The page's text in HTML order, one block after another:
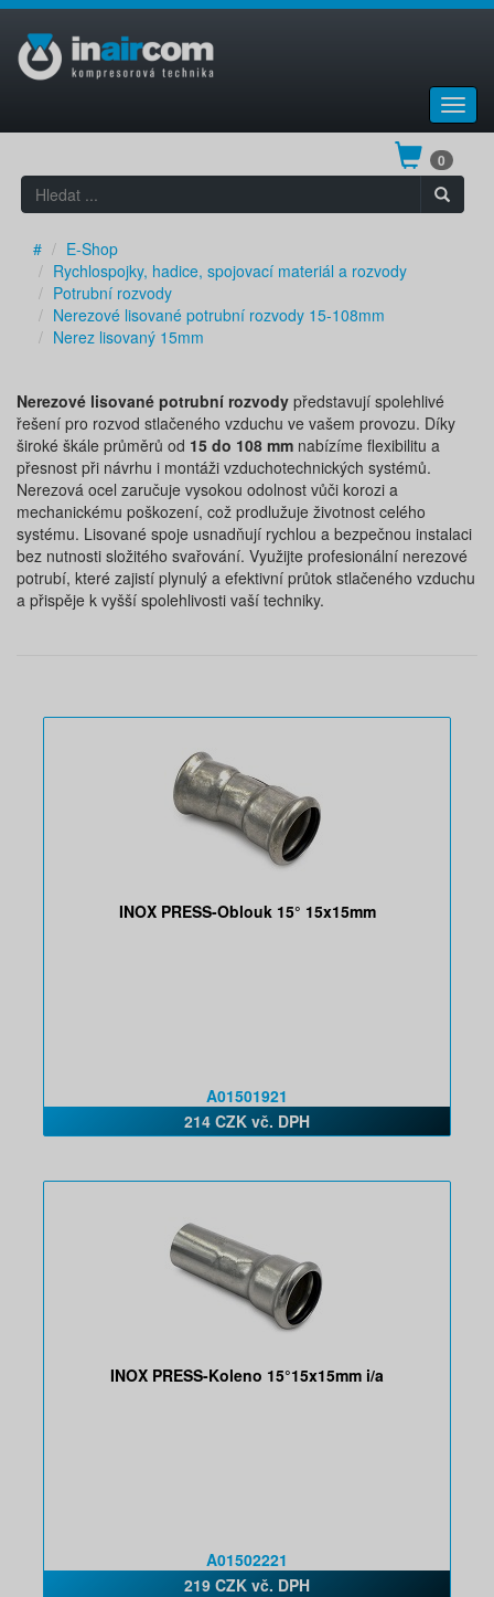
0
#
E-Shop
Rychlospojky, hadice, spojovací materiál a rozvody
Potrubní rozvody
Nerezové lisované potrubní rozvody 15-108mm
Nerez lisovaný 15mm
Nerezové lisované potrubní rozvody představují spolehlivé
řešení pro rozvod stlačeného vzduchu ve vašem provozu. Díky
široké škále průměrů od 15 do 108 mm nabízíme flexibilitu a
přesnost při návrhu i montáži vzduchotechnických systémů.
Nerezová ocel zaručuje vysokou odolnost vůči korozi a
mechanickému poškození, což prodlužuje životnost celého
systému. Lisované spoje usnadňují rychlou a bezpečnou instalaci
bez nutnosti složitého svařování. Využijte profesionální nerezové
potrubí, které zajistí plynulý a efektivní průtok stlačeného vzduchu
a přispěje k vyšší spolehlivosti vaší techniky.
INOX PRESS-Oblouk 15° 15x15mm
A01501921
214 CZK vč. DPH
INOX PRESS-Koleno 15°15x15mm i/a
A01502221
219 CZK vč. DPH